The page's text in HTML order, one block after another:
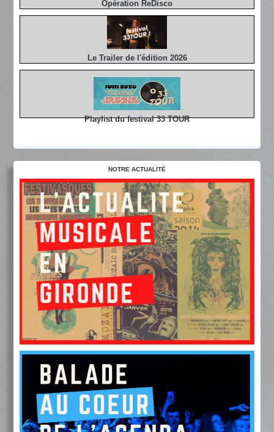
Opération ReDisco
Le Trailer de l'édition 2026
Playlist du festival 33 TOUR
NOTRE ACTUALITÉ